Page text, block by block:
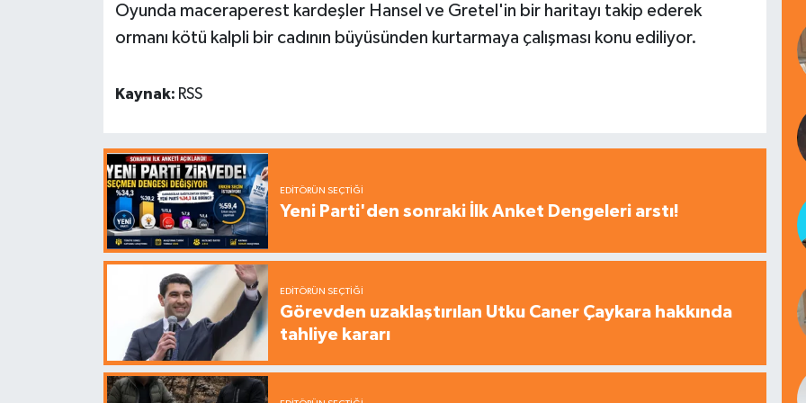
Oyunda maceraperest kardeşler Hansel ve Gretel'in bir haritayı takip ederek
ormanı kötü kalpli bir cadının büyüsünden kurtarmaya çalışması konu ediliyor.
Kaynak: RSS
EDITÖRÜN SEÇTIĞI
Yeni Parti'den sonraki İlk Anket Dengeleri arstı!
EDITÖRÜN SEÇTIĞI
Görevden uzaklaştırılan Utku Caner Çaykara hakkında
tahliye kararı